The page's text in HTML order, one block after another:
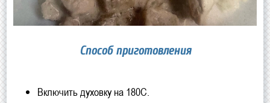
Способ приготовления
Включить духовку на 180С.